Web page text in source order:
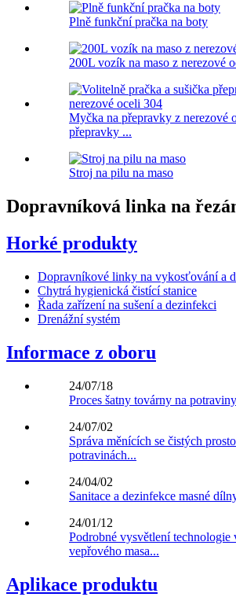
Plně funkční pračka na boty
200L vozík na maso z nerezové
Myčka na přepravky z nerezové
přepravky ...
Stroj na pilu na maso
Dopravníková linka na
Horké produkty
Dopravníkové linky na vykosťování a
Chytrá hygienická čistící stanice
Řada zařízení na sušení a dezinfekci
Drenážní systém
Informace z oboru
24/07/18
Proces šatny továrny na potraviny
24/07/02
Správa měnících se čistých
potravinách...
24/04/02
Sanitace a dezinfekce masné
24/01/12
Podrobné vysvětlení technologie
vepřového masa...
Aplikace produktu